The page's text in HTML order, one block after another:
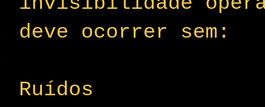
deve ocorrer sem:
Ruídos